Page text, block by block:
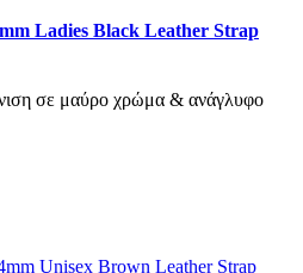
Ladies Black Leather Strap
σε μαύρο χρώμα & ανάγλυφο